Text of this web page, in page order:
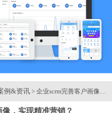
例&资讯 > 企业scrm完善客户画像，
，实现精准营销？